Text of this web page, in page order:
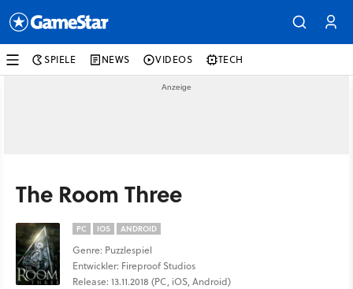
SPIELE NEWS VIDEOS TECH
The Room Three
PC IOS ANDROID
Genre: Puzzlespiel
Entwickler: Fireproof Studios
Release: 13.11.2018 (PC, iOS, Android)